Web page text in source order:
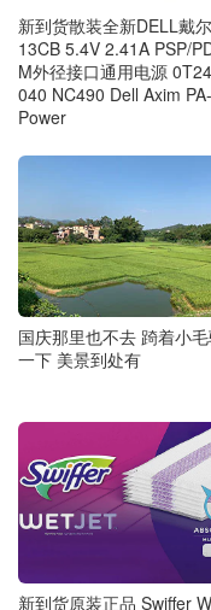
新到货散装全新DELL戴
13CB 5.4V 2.41A PSP/
M外径接口通用电源
040 NC490 Dell Axim
Power
国庆那里也不去 踦着小
一下 美景到处有
新到货原装正品 Swiffer